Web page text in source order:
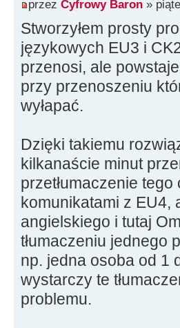
przez Cyfrowy Baron »
Stworzyłem prosty
językowych EU3 i
przenosi, ale
przy przenoszeniu
wyłapać.
Dzięki takiemu
kilkanaście minut
przetłumaczenie
komunikatami z EU4,
angielskiego i tutaj
tłumaczeniu jednego
np. jedna osoba od 1
wystarczy te
problemu.